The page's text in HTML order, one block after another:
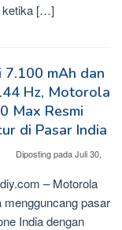
ketika […]
7.100 mAh dan
Hz, Motorola
Max Resmi
di Pasar India
Diposting padaJuli 30,
– Motorola
mengguncang pasar
India dengan